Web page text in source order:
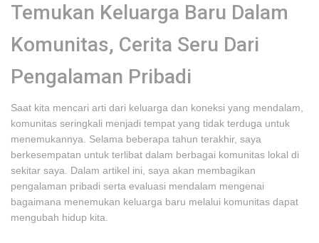
Temukan Keluarga Baru Dalam
Komunitas, Cerita Seru Dari
Pengalaman Pribadi
Saat kita mencari arti dari keluarga dan koneksi yang mendalam,
komunitas seringkali menjadi tempat yang tidak terduga untuk
menemukannya. Selama beberapa tahun terakhir, saya
berkesempatan untuk terlibat dalam berbagai komunitas lokal di
sekitar saya. Dalam artikel ini, saya akan membagikan
pengalaman pribadi serta evaluasi mendalam mengenai
bagaimana menemukan keluarga baru melalui komunitas dapat
mengubah hidup kita.